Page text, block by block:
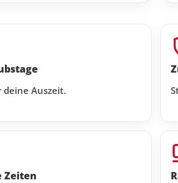
deine Auszeit.
Zeiten